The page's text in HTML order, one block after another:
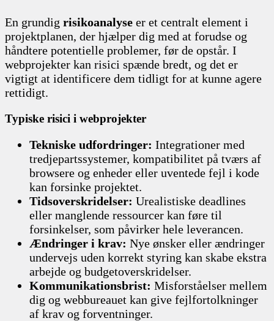
En grundig risikoanalyse er et centralt element i
projektplanen, der hjælper dig med at forudse og
håndtere potentielle problemer, før de opstår. I
webprojekter kan risici spænde bredt, og det er
vigtigt at identificere dem tidligt for at kunne agere
rettidigt.
Typiske risici i webprojekter
Tekniske udfordringer: Integrationer med
tredjepartssystemer, kompatibilitet på tværs af
browsere og enheder eller uventede fejl i kode
kan forsinke projektet.
Tidsoverskridelser: Urealistiske deadlines
eller manglende ressourcer kan føre til
forsinkelser, som påvirker hele leverancen.
Ændringer i krav: Nye ønsker eller ændringer
undervejs uden korrekt styring kan skabe ekstra
arbejde og budgetoverskridelser.
Kommunikationsbrist: Misforståelser mellem
dig og webbureauet kan give fejlfortolkninger
af krav og forventninger.